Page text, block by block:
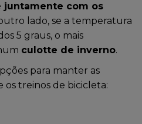
com os
lado, se a temperatura
5 graus, o mais
culotte de inverno.
para manter as
treinos de bicicleta: